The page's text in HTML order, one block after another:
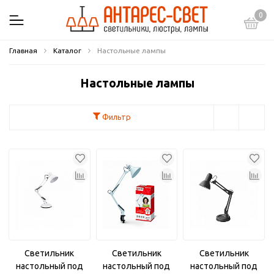
0
Главная Каталог Настольные лампы
Настольные лампы
Фильтр
Светильник
настольный под
Светильник
настольный под
Светильник
настольный под